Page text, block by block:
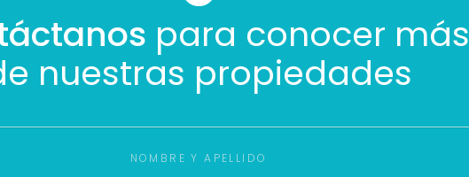
para conocer más
nuestras propiedades
Con estos datos podemos responderte mejor y más rápido.